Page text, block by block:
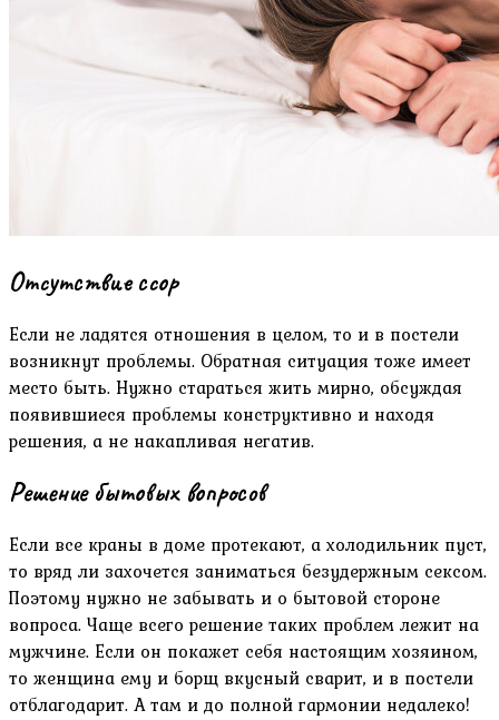
Отсутствие ссор
Если не ладятся отношения в целом, то и в постели
возникнут проблемы. Обратная ситуация тоже имеет
место быть. Нужно стараться жить мирно, обсуждая
появившиеся проблемы конструктивно и находя
решения, а не накапливая негатив.
Решение бытовых вопросов
Если все краны в доме протекают, а холодильник пуст,
то вряд ли захочется заниматься безудержным сексом.
Поэтому нужно не забывать и о бытовой стороне
вопроса. Чаще всего решение таких проблем лежит на
мужчине. Если он покажет себя настоящим хозяином,
то женщина ему и борщ вкусный сварит, и в постели
отблагодарит. А там и до полной гармонии недалеко!